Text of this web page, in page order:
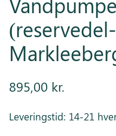
895,00 kr.
Leveringstid: 14-21